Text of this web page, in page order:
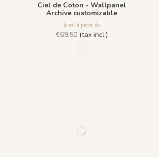
Ciel de Coton - Wallpanel
Archive customizable
le m² à partir de
€69.50 (tax incl.)